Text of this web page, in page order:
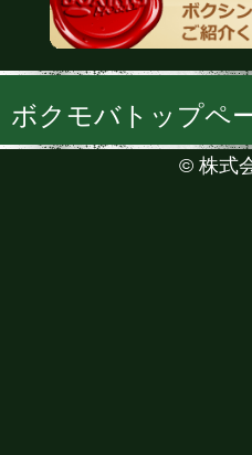
ボクモバトップペ
© 株式